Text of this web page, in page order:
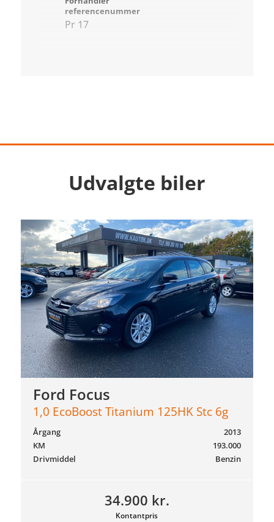
referencenummer
Pr 17
Udvalgte biler
Ford Focus
1,0 EcoBoost Titanium 125HK Stc 6g
34.900 kr.
Kontantpris
2013
Årgang
193.000
KM
Benzin
Drivmiddel